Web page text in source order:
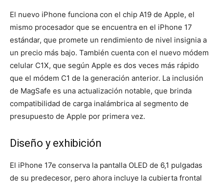
El nuevo iPhone funciona con el chip A19 de Apple, el
mismo procesador que se encuentra en el iPhone 17
estándar, que promete un rendimiento de nivel insignia a
un precio más bajo. También cuenta con el nuevo módem
celular C1X, que según Apple es dos veces más rápido
que el módem C1 de la generación anterior. La inclusión
de MagSafe es una actualización notable, que brinda
compatibilidad de carga inalámbrica al segmento de
presupuesto de Apple por primera vez.
Diseño y exhibición
El iPhone 17e conserva la pantalla OLED de 6,1 pulgadas
de su predecesor, pero ahora incluye la cubierta frontal